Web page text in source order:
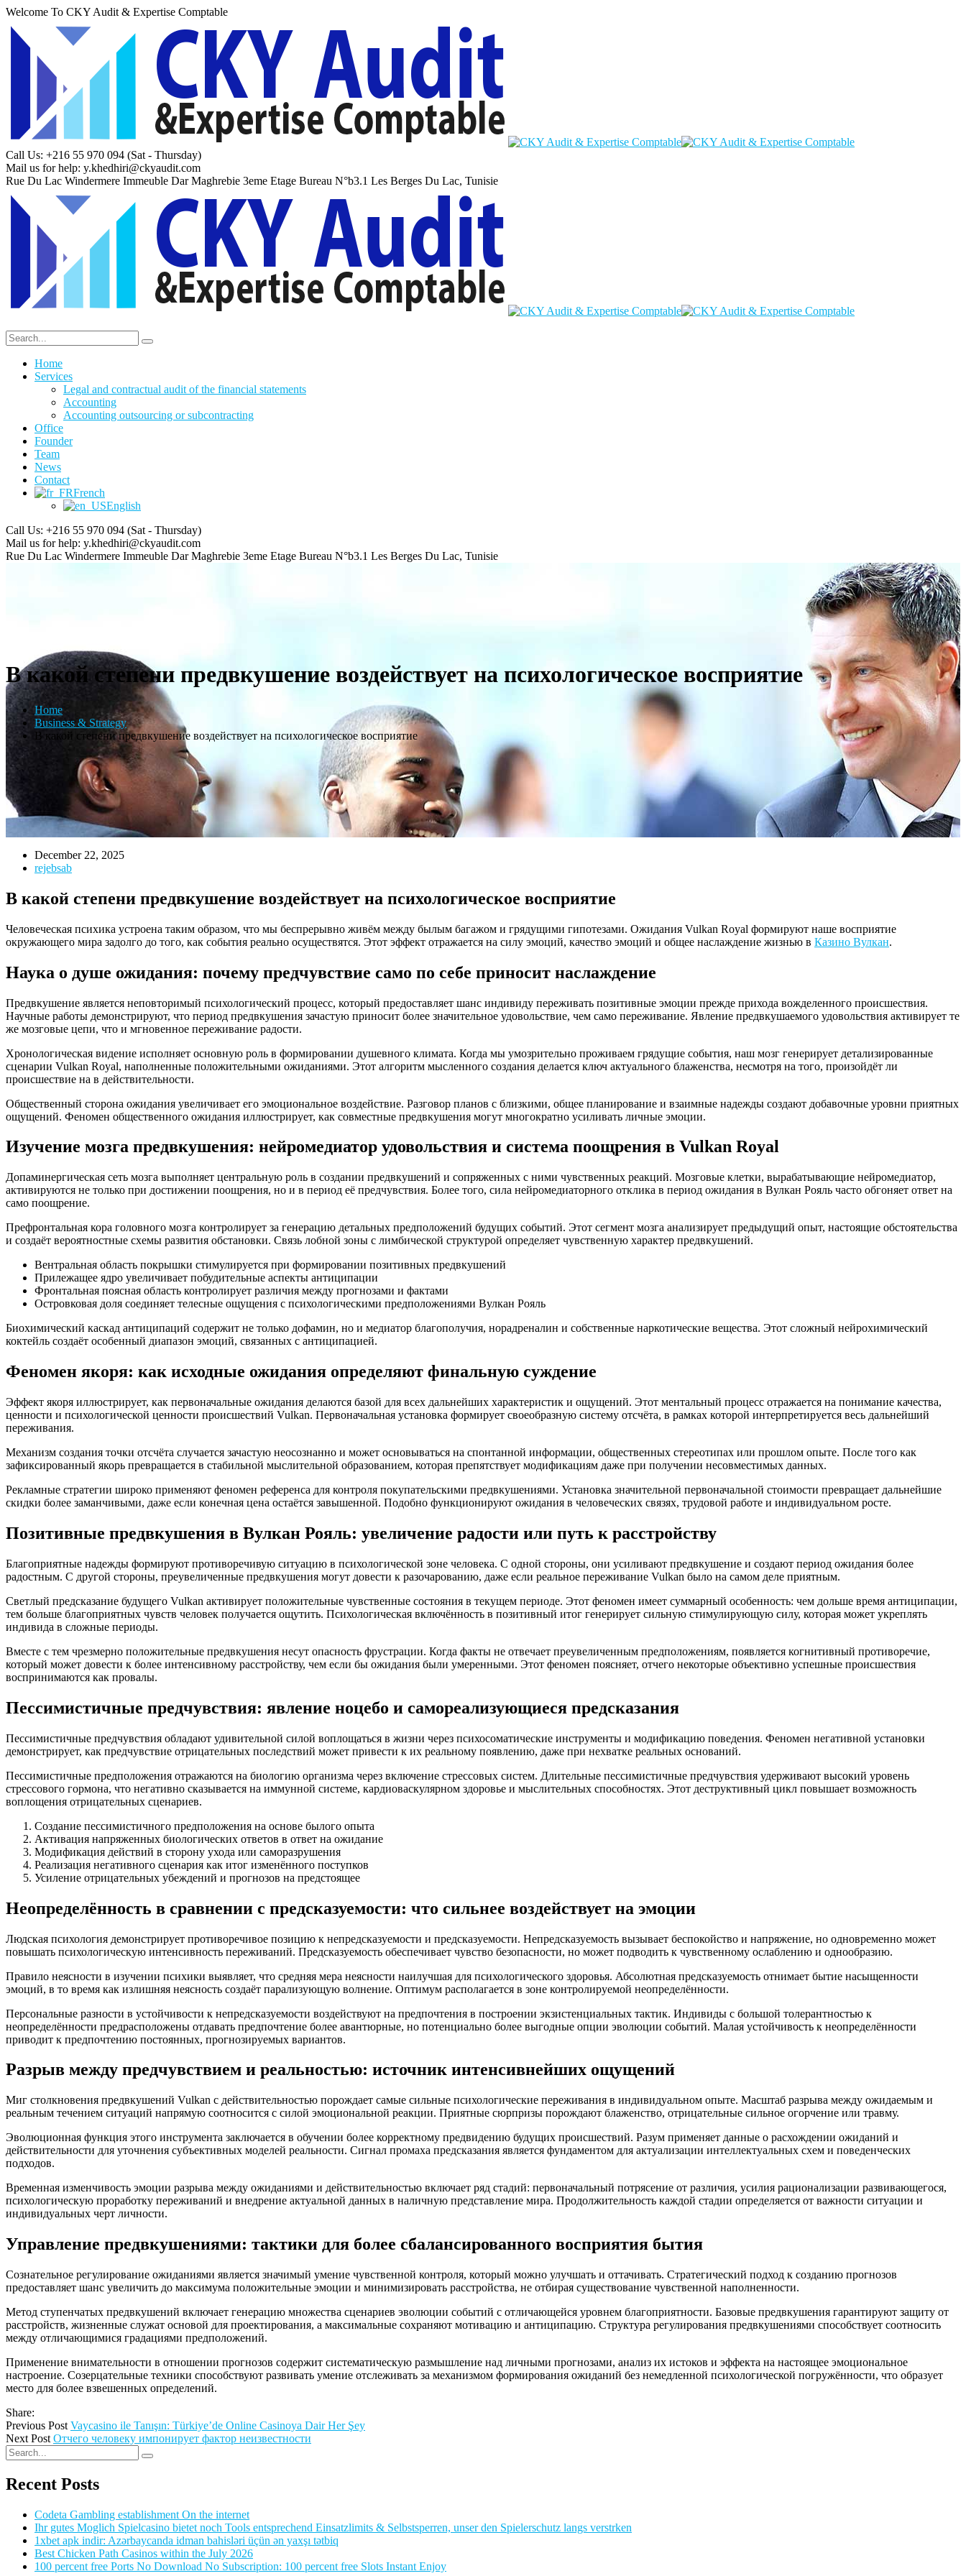
Welcome To CKY Audit & Expertise Comptable
Call Us: +216 55 970 094 (Sat - Thursday)
Mail us for help: y.khedhiri@ckyaudit.com
Rue Du Lac Windermere Immeuble Dar Maghrebie 3eme Etage Bureau N°b3.1 Les Berges Du Lac, Tunisie
Home
Services
Legal and contractual audit of the financial statements
Accounting
Accounting outsourcing or subcontracting
Office
Founder
Team
News
Contact
French
English
Call Us: +216 55 970 094 (Sat - Thursday)
Mail us for help: y.khedhiri@ckyaudit.com
Rue Du Lac Windermere Immeuble Dar Maghrebie 3eme Etage Bureau N°b3.1 Les Berges Du Lac, Tunisie
В какой степени предвкушение воздействует на психологическое восприятие
Home
Business & Strategy
В какой степени предвкушение воздействует на психологическое восприятие
December 22, 2025
rejebsab
В какой степени предвкушение воздействует на психологическое восприятие
Человеческая психика устроена таким образом, что мы беспрерывно живём между былым багажом и грядущими гипотезами. Ожидания Vulkan Royal формируют наше восприятие
окружающего мира задолго до того, как события реально осуществятся. Этот эффект отражается на силу эмоций, качество эмоций и общее наслаждение жизнью в Казино Вулкан.
Наука о душе ожидания: почему предчувствие само по себе приносит наслаждение
Предвкушение является неповторимый психологический процесс, который предоставляет шанс индивиду переживать позитивные эмоции прежде прихода вожделенного происшествия.
Научные работы демонстрируют, что период предвкушения зачастую приносит более значительное удовольствие, чем само переживание. Явление предвкушаемого удовольствия активирует те
же мозговые цепи, что и мгновенное переживание радости.
Хронологическая видение исполняет основную роль в формировании душевного климата. Когда мы умозрительно проживаем грядущие события, наш мозг генерирует детализированные
сценарии Vulkan Royal, наполненные положительными ожиданиями. Этот алгоритм мысленного создания делается ключ актуального блаженства, несмотря на того, произойдёт ли
происшествие на в действительности.
Общественный сторона ожидания увеличивает его эмоциональное воздействие. Разговор планов с близкими, общее планирование и взаимные надежды создают добавочные уровни приятных
ощущений. Феномен общественного ожидания иллюстрирует, как совместные предвкушения могут многократно усиливать личные эмоции.
Изучение мозга предвкушения: нейромедиатор удовольствия и система поощрения в Vulkan Royal
Допаминергическая сеть мозга выполняет центральную роль в создании предвкушений и сопряженных с ними чувственных реакций. Мозговые клетки, вырабатывающие нейромедиатор,
активируются не только при достижении поощрения, но и в период её предчувствия. Более того, сила нейромедиаторного отклика в период ожидания в Вулкан Рояль часто обгоняет ответ на
само поощрение.
Префронтальная кора головного мозга контролирует за генерацию детальных предположений будущих событий. Этот сегмент мозга анализирует предыдущий опыт, настоящие обстоятельства
и создаёт вероятностные схемы развития обстановки. Связь лобной зоны с лимбической структурой определяет чувственную характер предвкушений.
Вентральная область покрышки стимулируется при формировании позитивных предвкушений
Прилежащее ядро увеличивает побудительные аспекты антиципации
Фронтальная поясная область контролирует различия между прогнозами и фактами
Островковая доля соединяет телесные ощущения с психологическими предположениями Вулкан Рояль
Биохимический каскад антиципаций содержит не только дофамин, но и медиатор благополучия, норадреналин и собственные наркотические вещества. Этот сложный нейрохимический
коктейль создаёт особенный диапазон эмоций, связанных с антиципацией.
Феномен якоря: как исходные ожидания определяют финальную суждение
Эффект якоря иллюстрирует, как первоначальные ожидания делаются базой для всех дальнейших характеристик и ощущений. Этот ментальный процесс отражается на понимание качества,
ценности и психологической ценности происшествий Vulkan. Первоначальная установка формирует своеобразную систему отсчёта, в рамках которой интерпретируется весь дальнейший
переживания.
Механизм создания точки отсчёта случается зачастую неосознанно и может основываться на спонтанной информации, общественных стереотипах или прошлом опыте. После того как
зафиксированный якорь превращается в стабильной мыслительной образованием, которая препятствует модификациям даже при получении несовместимых данных.
Рекламные стратегии широко применяют феномен референса для контроля покупательскими предвкушениями. Установка значительной первоначальной стоимости превращает дальнейшие
скидки более заманчивыми, даже если конечная цена остаётся завышенной. Подобно функционируют ожидания в человеческих связях, трудовой работе и индивидуальном росте.
Позитивные предвкушения в Вулкан Рояль: увеличение радости или путь к расстройству
Благоприятные надежды формируют противоречивую ситуацию в психологической зоне человека. С одной стороны, они усиливают предвкушение и создают период ожидания более
радостным. С другой стороны, преувеличенные предвкушения могут довести к разочарованию, даже если реальное переживание Vulkan было на самом деле приятным.
Светлый предсказание будущего Vulkan активирует положительные чувственные состояния в текущем периоде. Этот феномен имеет суммарный особенность: чем дольше время антиципации,
тем больше благоприятных чувств человек получается ощутить. Психологическая включённость в позитивный итог генерирует сильную стимулирующую силу, которая может укреплять
индивида в сложные периоды.
Вместе с тем чрезмерно положительные предвкушения несут опасность фрустрации. Когда факты не отвечает преувеличенным предположениям, появляется когнитивный противоречие,
который может довести к более интенсивному расстройству, чем если бы ожидания были умеренными. Этот феномен поясняет, отчего некоторые объективно успешные происшествия
воспринимаются как провалы.
Пессимистичные предчувствия: явление ноцебо и самореализующиеся предсказания
Пессимистичные предчувствия обладают удивительной силой воплощаться в жизни через психосоматические инструменты и модификацию поведения. Феномен негативной установки
демонстрирует, как предчувствие отрицательных последствий может привести к их реальному появлению, даже при нехватке реальных оснований.
Пессимистичные предположения отражаются на биологию организма через включение стрессовых систем. Длительные пессимистичные предчувствия удерживают высокий уровень
стрессового гормона, что негативно сказывается на иммунной системе, кардиоваскулярном здоровье и мыслительных способностях. Этот деструктивный цикл повышает возможность
воплощения отрицательных сценариев.
Создание пессимистичного предположения на основе былого опыта
Активация напряженных биологических ответов в ответ на ожидание
Модификация действий в сторону ухода или саморазрушения
Реализация негативного сценария как итог изменённого поступков
Усиление отрицательных убеждений и прогнозов на предстоящее
Неопределённость в сравнении с предсказуемости: что сильнее воздействует на эмоции
Людская психология демонстрирует противоречивое позицию к непредсказуемости и предсказуемости. Непредсказуемость вызывает беспокойство и напряжение, но одновременно может
повышать психологическую интенсивность переживаний. Предсказуемость обеспечивает чувство безопасности, но может подводить к чувственному ослаблению и однообразию.
Правило неясности в изучении психики выявляет, что средняя мера неясности наилучшая для психологического здоровья. Абсолютная предсказуемость отнимает бытие насыщенности
эмоций, в то время как излишняя неясность создаёт парализующую волнение. Оптимум располагается в зоне контролируемой неопределённости.
Персональные разности в устойчивости к непредсказуемости воздействуют на предпочтения в построении экзистенциальных тактик. Индивиды с большой толерантностью к
неопределённости предрасположены отдавать предпочтение более авантюрные, но потенциально более выгодные опции эволюции событий. Малая устойчивость к неопределённости
приводит к предпочтению постоянных, прогнозируемых вариантов.
Разрыв между предчувствием и реальностью: источник интенсивнейших ощущений
Миг столкновения предвкушений Vulkan с действительностью порождает самые сильные психологические переживания в индивидуальном опыте. Масштаб разрыва между ожидаемым и
реальным течением ситуаций напрямую соотносится с силой эмоциональной реакции. Приятные сюрпризы порождают блаженство, отрицательные сильное огорчение или травму.
Эволюционная функция этого инструмента заключается в обучении более корректному предвидению будущих происшествий. Разум применяет данные о расхождении ожиданий и
действительности для уточнения субъективных моделей реальности. Сигнал промаха предсказания является фундаментом для актуализации интеллектуальных схем и поведенческих
подходов.
Временная изменчивость эмоции разрыва между ожиданиями и действительностью включает ряд стадий: первоначальный потрясение от различия, усилия рационализации развивающегося,
психологическую проработку переживаний и внедрение актуальной данных в наличную представление мира. Продолжительность каждой стадии определяется от важности ситуации и
индивидуальных черт личности.
Управление предвкушениями: тактики для более сбалансированного восприятия бытия
Сознательное регулирование ожиданиями является значимый умение чувственной контроля, который можно улучшать и оттачивать. Стратегический подход к созданию прогнозов
предоставляет шанс увеличить до максимума положительные эмоции и минимизировать расстройства, не отбирая существование чувственной наполненности.
Метод ступенчатых предвкушений включает генерацию множества сценариев эволюции событий с отличающейся уровнем благоприятности. Базовые предвкушения гарантируют защиту от
расстройств, жизненные служат основой для проектирования, а максимальные сохраняют мотивацию и антиципацию. Структура регулирования предвкушениями способствует соотносить
между отличающимися градациями предположений.
Применение внимательности в отношении прогнозов содержит систематическую размышление над личными прогнозами, анализ их истоков и эффекта на настоящее эмоциональное
настроение. Созерцательные техники способствуют развивать умение отслеживать за механизмом формирования ожиданий без немедленной психологической погружённости, что образует
место для более взвешенных определений.
Share:
Previous Post Vaycasino ile Tanışın: Türkiye’de Online Casinoya Dair Her Şey
Next Post Отчего человеку импонирует фактор неизвестности
Recent Posts
Codeta Gambling establishment On the internet
Ihr gutes Moglich Spielcasino bietet noch Tools entsprechend Einsatzlimits & Selbstsperren, unser den Spielerschutz langs verstrken
1xbet apk indir: Azərbaycanda idman bahisləri üçün ən yaxşı tətbiq
Best Chicken Path Casinos within the July 2026
100 percent free Ports No Download No Subscription: 100 percent free Slots Instant Enjoy